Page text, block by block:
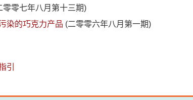
零零七年八月第十三期)
染的巧克力产品 (二零零六年八月第一期)
引